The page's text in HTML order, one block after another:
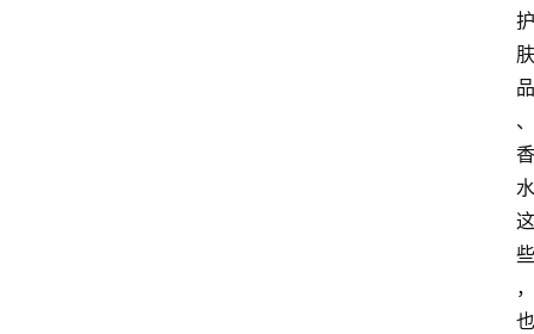
护
肤
品
、
香
水
这
些
，
也